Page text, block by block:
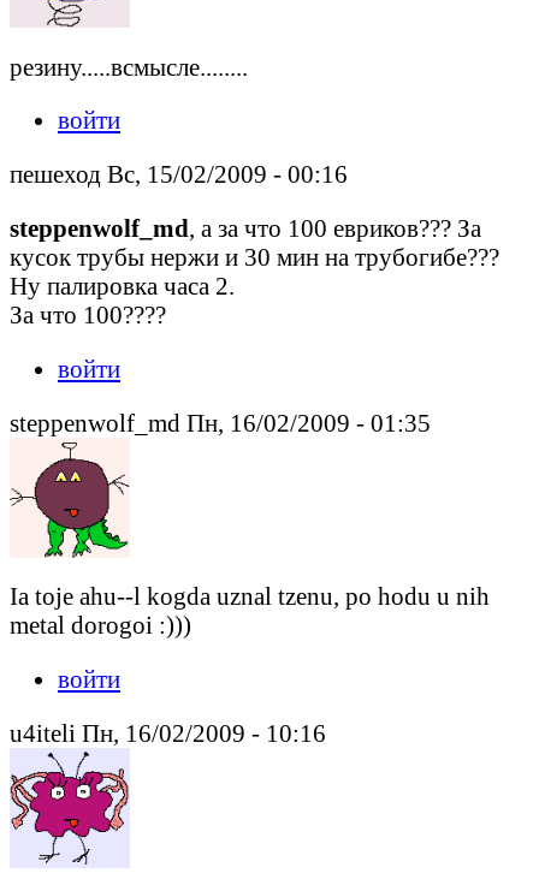
резину.....всмысле........
войти
пешеход Вс, 15/02/2009 - 00:16
steppenwolf_md, а за что 100 евриков??? За
кусок трубы нержи и 30 мин на трубогибе???
Ну палировка часа 2.
За что 100????
войти
steppenwolf_md Пн, 16/02/2009 - 01:35
Ia toje ahu--l kogda uznal tzenu, po hodu u nih
metal dorogoi :)))
войти
u4iteli Пн, 16/02/2009 - 10:16